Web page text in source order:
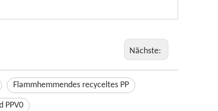
Nächste:
Flammhemmendes recyceltes PP
PPV0